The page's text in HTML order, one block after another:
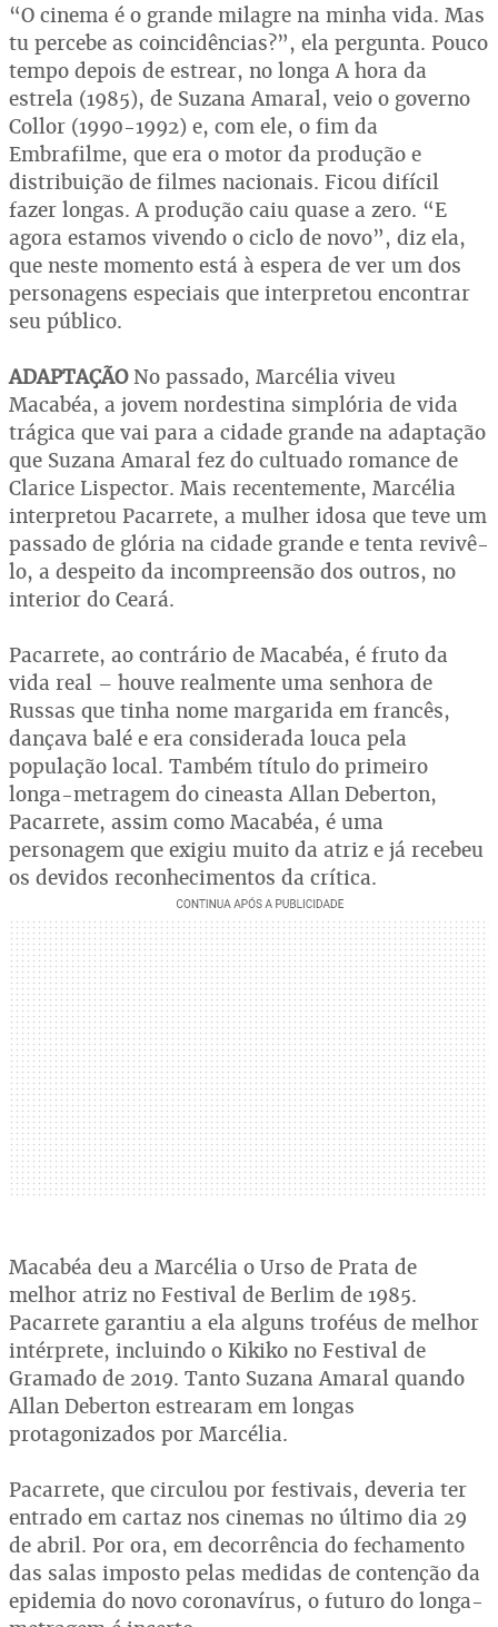
“O cinema é o grande milagre na minha vida. Mas
tu percebe as coincidências?”, ela pergunta. Pouco
tempo depois de estrear, no longa A hora da
estrela (1985), de Suzana Amaral, veio o governo
Collor (1990-1992) e, com ele, o fim da
Embrafilme, que era o motor da produção e
distribuição de filmes nacionais. Ficou difícil
fazer longas. A produção caiu quase a zero. “E
agora estamos vivendo o ciclo de novo”, diz ela,
que neste momento está à espera de ver um dos
personagens especiais que interpretou encontrar
seu público.
ADAPTAÇÃONo passado, Marcélia viveu
Macabéa, a jovem nordestina simplória de vida
trágica que vai para a cidade grande na adaptação
que Suzana Amaral fez do cultuado romance de
Clarice Lispector. Mais recentemente, Marcélia
interpretou Pacarrete, a mulher idosa que teve um
passado de glória na cidade grande e tenta revivê-
lo, a despeito da incompreensão dos outros, no
interior do Ceará.
Pacarrete, ao contrário de Macabéa, é fruto da
vida real – houve realmente uma senhora de
Russas que tinha nome margarida em francês,
dançava balé e era considerada louca pela
população local. Também título do primeiro
longa-metragem do cineasta Allan Deberton,
Pacarrete, assim como Macabéa, é uma
personagem que exigiu muito da atriz e já recebeu
os devidos reconhecimentos da crítica.
Macabéa deu a Marcélia o Urso de Prata de
melhor atriz no Festival de Berlim de 1985.
Pacarrete garantiu a ela alguns troféus de melhor
intérprete, incluindo o Kikiko no Festival de
Gramado de 2019. Tanto Suzana Amaral quando
Allan Deberton estrearam em longas
protagonizados por Marcélia.
Pacarrete, que circulou por festivais, deveria ter
entrado em cartaz nos cinemas no último dia 29
de abril. Por ora, em decorrência do fechamento
das salas imposto pelas medidas de contenção da
epidemia do novo coronavírus, o futuro do longa-